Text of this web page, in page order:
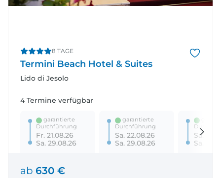
8 TAGE
Termini Beach Hotel & Suites
Lido di Jesolo
garantierte
Durchführung
Fr. 21.08.26
Sa. 29.08.26
garantierte
Durchführung
Sa. 22.08.26
Sa. 29.08.26
Sa.
Sa.
4 Termine verfügbar
ab 630 €